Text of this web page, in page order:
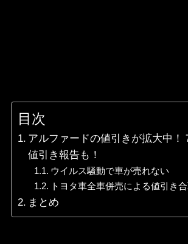
目次
アルファードの値引きが拡大中！
値引き報告も！
ウイルス騒動で車が売れない
トヨタ車全車併売による値引き
まとめ